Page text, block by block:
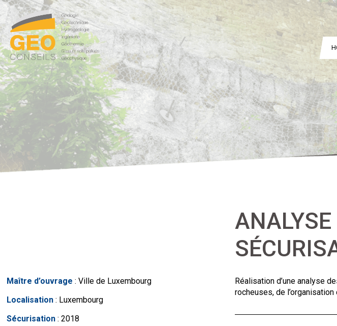
Maître d’ouvrage: Ville de Luxembourg
Localisation: Luxembourg
Sécurisation: 2018
Réalisation d’une analyse
rocheuses, de